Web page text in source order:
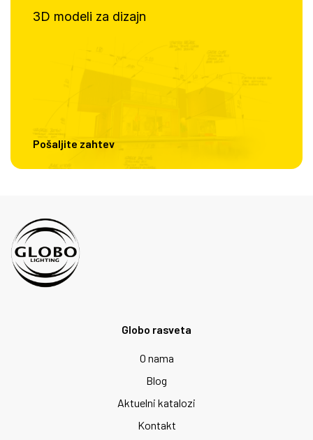
3D modeli za dizajn
Pošaljite zahtev
Globo rasveta
O nama
Blog
Aktuelni katalozi
Kontakt